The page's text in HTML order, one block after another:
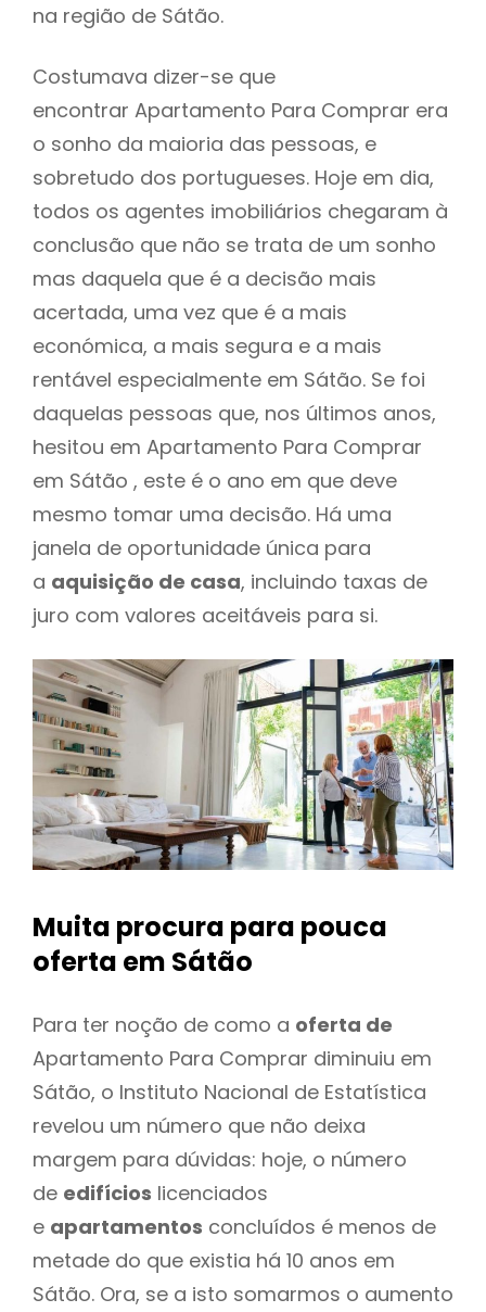
na região de Sátão.
Costumava dizer-se que
encontrar Apartamento Para Comprar era
o sonho da maioria das pessoas, e
sobretudo dos portugueses. Hoje em dia,
todos os agentes imobiliários chegaram à
conclusão que não se trata de um sonho
mas daquela que é a decisão mais
acertada, uma vez que é a mais
económica, a mais segura e a mais
rentável especialmente em Sátão. Se foi
daquelas pessoas que, nos últimos anos,
hesitou em Apartamento Para Comprar
em Sátão , este é o ano em que deve
mesmo tomar uma decisão. Há uma
janela de oportunidade única para
a aquisição de casa, incluindo taxas de
juro com valores aceitáveis para si.
Muita procura para pouca
oferta em Sátão
Para ter noção de como a oferta de
Apartamento Para Comprar diminuiu em
Sátão, o Instituto Nacional de Estatística
revelou um número que não deixa
margem para dúvidas: hoje, o número
de edifícios licenciados
e apartamentos concluídos é menos de
metade do que existia há 10 anos em
Sátão. Ora, se a isto somarmos o aumento